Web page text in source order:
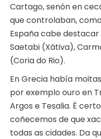
Cartago, senón en
que controlaban,
España cabe destacar
Saetabi (Xátiva),
(Coria do Rio).
En Grecia había
por exemplo ouro en
Argos e Tesalia. É
coñecemos de que
todas as cidades. Da